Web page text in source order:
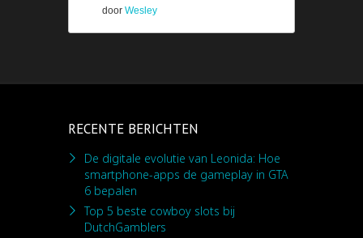
door Wesley
RECENTE BERICHTEN
De digitale evolutie van Leonida: Hoe
smartphone-apps de gameplay in GTA
6 bepalen
Top 5 beste cowboy slots bij
DutchGamblers